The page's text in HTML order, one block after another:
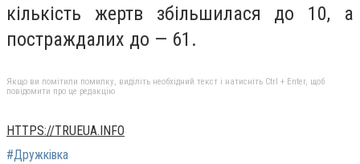
кількість жертв збільшилася до 10, а
постраждалих до — 61.
Якщо ви помітили помилку, виділіть необхідний текст і натисніть Ctrl + Enter, щоб
повідомити про це редакцію
HTTPS://TRUEUA.INFO
#Дружківка